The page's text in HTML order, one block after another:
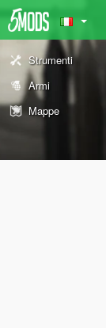
Strumenti
Armi
Mappe